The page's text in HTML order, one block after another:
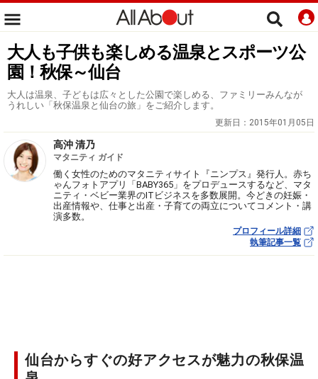
大人も子供も楽しめる温泉とスポーツ公
園！秋保～仙台
大人は温泉、子どもは広々とした公園で楽しめる、ファミリーみんなが
うれしい「秋保温泉と仙台の旅」をご紹介します。
更新日： 2015年01月05日
高沖 清乃
マタニティ ガイド
働く女性のためのマタニティサイト『ニンプス』発行人。赤ち
ゃんフォトアプリ「BABY365」をプロデュースするなど、マタ
ニティ・ベビー業界のITビジネスを多数展開。今どきの妊娠・
出産情報や、仕事と出産・子育ての両立についてコメント・講
演多数。
プロフィール詳細
執筆記事一覧
仙台からすぐの好アクセスが魅力の秋保温